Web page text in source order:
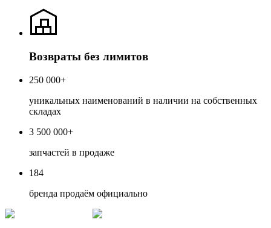
Возвраты без лимитов
250 000+
уникальных наименований в наличии на собственных
складах
3 500 000+
запчастей в продаже
184
бренда продаём официально